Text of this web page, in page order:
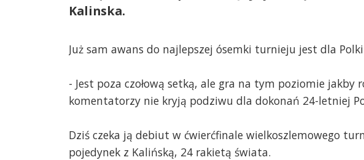
Kalinska.
Już sam awans do najlepszej ósemki turnieju jest dla
- Jest poza czołową setką, ale gra na tym poziomie jakby
komentatorzy nie kryją podziwu dla dokonań 24-letniej
Dziś czeka ją debiut w ćwierćfinale wielkoszlemowego
pojedynek z Kalińską, 24 rakietą świata.